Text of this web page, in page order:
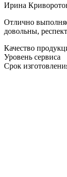
Ирина
Отлично
довольны,
Качество
Уровень сервиса
Срок